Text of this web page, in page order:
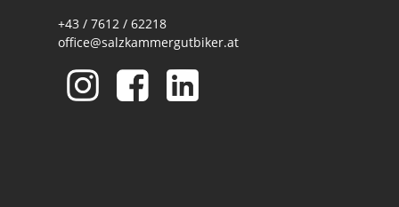
+43 / 7612 / 62218
office@salzkammergutbiker.at